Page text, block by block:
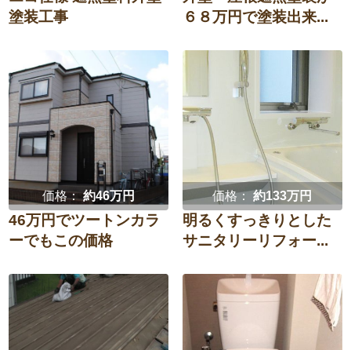
塗装工事
６８万円で塗装出来...
価格：約46万円
46万円でツートンカラ
ーでもこの価格
価格：約133万円
明るくすっきりとした
サニタリーリフォー...